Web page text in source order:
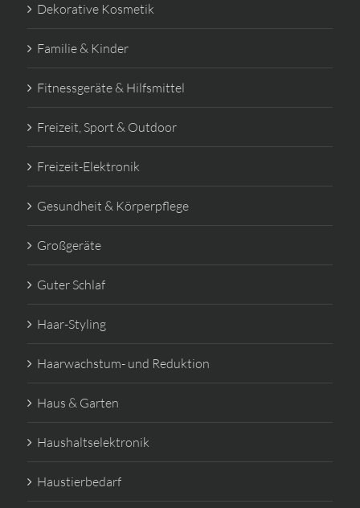
Dekorative Kosmetik
Familie & Kinder
Fitnessgeräte & Hilfsmittel
Freizeit, Sport & Outdoor
Freizeit-Elektronik
Gesundheit & Körperpflege
Großgeräte
Guter Schlaf
Haar-Styling
Haarwachstum- und Reduktion
Haus & Garten
Haushaltselektronik
Haustierbedarf